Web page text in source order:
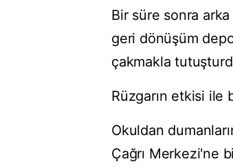
Bir süre sonra
geri dönüşüm
çakmakla
Rüzgarın etkisi ile
Okuldan
Çağrı Merkezi'ne